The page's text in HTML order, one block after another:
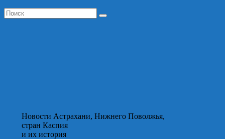
Новости Астрахани, Нижнего Поволжья,
стран Каспия
и их история